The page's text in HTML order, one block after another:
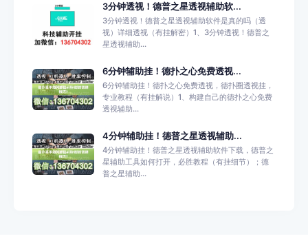
3分钟透视！德普之星透视辅助软...
3分钟透视！德普之星透视辅助软件是真的吗（透
视）详细透视（有挂解密）1、3分钟透视！德普之
星透视辅助...
6分钟辅助挂！德扑之心免费透视...
6分钟辅助挂！德扑之心免费透视，德扑圈透视挂，
专业教程（有挂解说）1、构建自己的德扑之心免费
透视辅助...
4分钟辅助挂！德普之星透视辅助...
4分钟辅助挂！德普之星透视辅助软件下载，德普之
星辅助工具如何打开，必胜教程（有挂细节）；德
普之星辅助...